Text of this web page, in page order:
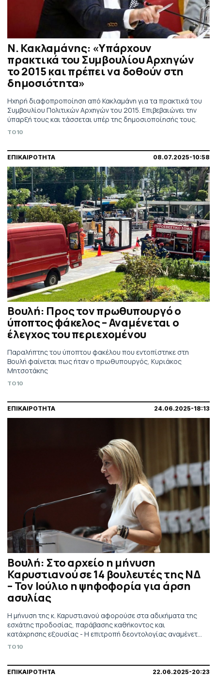
Ν. Κακλαμάνης: «Υπάρχουν
πρακτικά του Συμβουλίου Αρχηγών
το 2015 και πρέπει να δοθούν στη
δημοσιότητα»
Ηχηρή διαφοπροποίηση από Κακλαμάνη για τα πρακτικά του
Συμβουλίου Πολιτικών Αρχηγών του 2015. Επιβεβαιώνει την
ύπαρξή τους και τάσσεται υπέρ της δημοσιοποίησής τους.
TO10
ΕΠΙΚΑΙΡΟΤΗΤΑ 08.07.2025-10:58
Βουλή: Προς τον πρωθυπουργό ο
ύποπτος φάκελος – Αναμένεται ο
έλεγχος του περιεχομένου
Παραλήπτης του ύποπτου φακέλου που εντοπίστηκε στη
Βουλή φαίνεται πως ήταν ο πρωθυπουργός, Κυριάκος
Μητσοτάκης
TO10
ΕΠΙΚΑΙΡΟΤΗΤΑ 24.06.2025-18:13
Βουλή: Στο αρχείο η μήνυση
Καρυστιανού σε 14 βουλευτές της ΝΔ
– Τον Ιούλιο η ψηφοφορία για άρση
ασυλίας
Η μήνυση της κ. Καρυστιανού αφορούσε στα αδικήματα της
εσχάτης προδοσίας, παράβασης καθήκοντος και
κατάχρησης εξουσίας - Η επιτροπή δεοντολογίας αναμένεται
να συνεδριάσει στις επόμενες δύο βδομάδες
TO10
ΕΠΙΚΑΙΡΟΤΗΤΑ 22.06.2025-20:23